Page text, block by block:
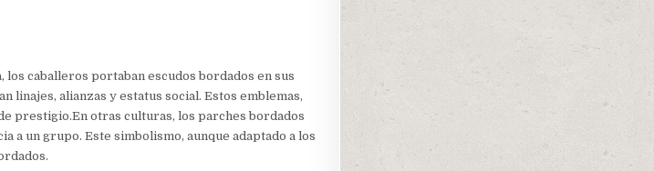
caballeros portaban escudos bordados en sus
linajes, alianzas y estatus social. Estos emblemas,
prestigio.En otras culturas, los parches bordados
un grupo. Este simbolismo, aunque adaptado a los